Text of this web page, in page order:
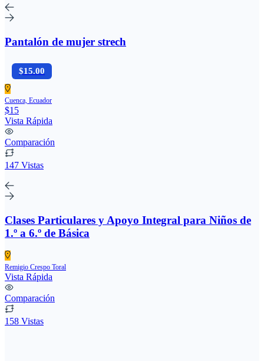
Pantalón de mujer strech
$15.00
Cuenca, Ecuador
$15
Vista Rápida
Comparación
147 Vistas
Clases Particulares y Apoyo Integral para Niños de
1.º a 6.º de Básica
Remigio Crespo Toral
Vista Rápida
Comparación
158 Vistas